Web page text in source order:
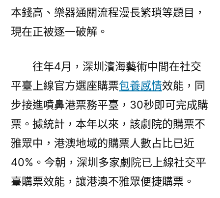
本錢高、樂器通關流程漫長繁瑣等題目，
現在正被逐一破解。
往年4月，深圳濱海藝術中間在社交
平臺上線官方選座購票包養感情效能，同
步接進噴鼻港票務平臺，30秒即可完成購
票。據統計，本年以來，該劇院的購票不
雅眾中，港澳地域的購票人數占比已近
40%。今朝，深圳多家劇院已上線社交平
臺購票效能，讓港澳不雅眾便捷購票。